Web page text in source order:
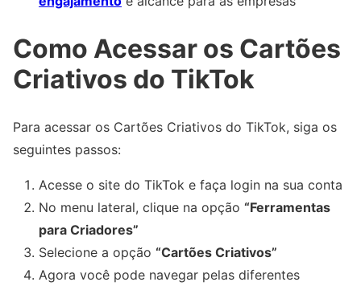
Como Acessar os Cartões
Criativos do TikTok
Para acessar os Cartões Criativos do TikTok, siga os
seguintes passos:
Acesse o site do TikTok e faça login na sua conta
No menu lateral, clique na opção “Ferramentas
para Criadores”
Selecione a opção “Cartões Criativos”
Agora você pode navegar pelas diferentes